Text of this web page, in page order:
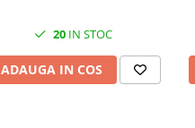
20 IN STOC
ADAUGA IN COS